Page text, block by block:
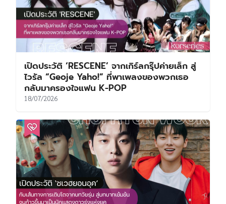
เปิดประวัติ ‘RESCENE’ จากเกิร์ลกรุ๊ปค่ายเล็ก สู่
ไวรัล “Geoje Yaho!” ที่พาเพลงของพวกเธอ
กลับมาครองใจแฟน K-POP
18/07/2026